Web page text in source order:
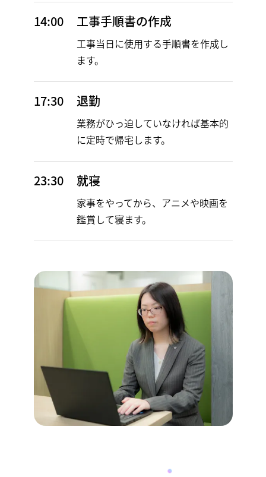
14:00 工事手順書の作成
工事当日に使用する手順書を作成し
ます。
17:30 退勤
業務がひっ迫していなければ基本的
に定時で帰宅します。
23:30 就寝
家事をやってから、アニメや映画を
鑑賞して寝ます。